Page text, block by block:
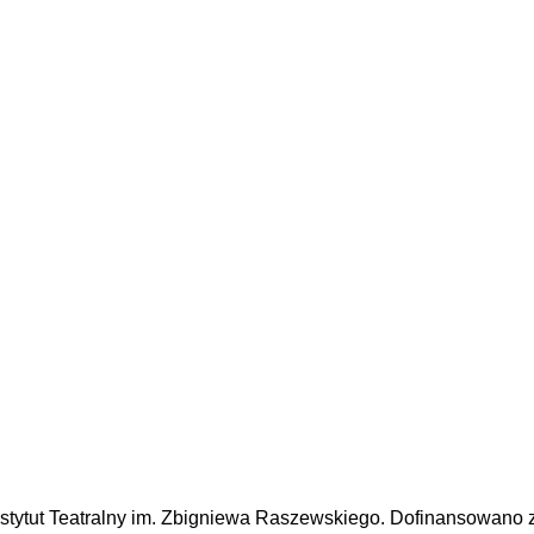
Teatralny im. Zbigniewa Raszewskiego.